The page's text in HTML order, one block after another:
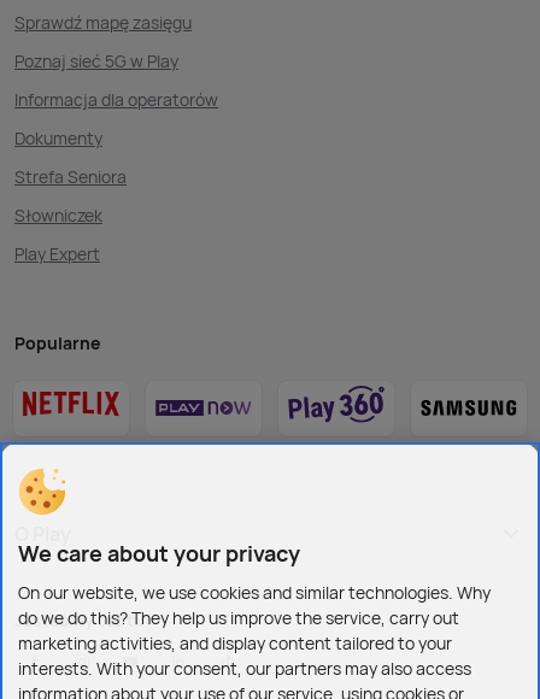
Sprawdź mapę zasięgu
Poznaj sieć 5G w Play
Informacja dla operatorów
Dokumenty
Strefa Seniora
Słowniczek
Play Expert
Popularne
Jesteśmy też tu:
We care about your privacy
On our website, we use cookies and similar technologies. Why
do we do this? They help us improve the service, carry out
marketing activities, and display content tailored to your
interests. With your consent, our partners may also access
information about your use of our service, using cookies or